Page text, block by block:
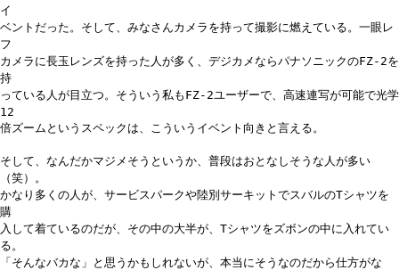
イ
ベントだった。そして、みなさんカメラを持って撮影に燃えている。一眼レ
フ
カメラに長玉レンズを持った人が多く、デジカメならパナソニックのFZ-2を
持
っている人が目立つ。そういう私もFZ-2ユーザーで、高速連写が可能で光学
12
倍ズームというスペックは、こういうイベント向きと言える。
そして、なんだかマジメそうというか、普段はおとなしそうな人が多い
（笑）。
かなり多くの人が、サービスパークや陸別サーキットでスバルのTシャツを
購
入して着ているのだが、その中の大半が、Tシャツをズボンの中に入れてい
る。
「そんなバカな」と思うかもしれないが、本当にそうなのだから仕方がな